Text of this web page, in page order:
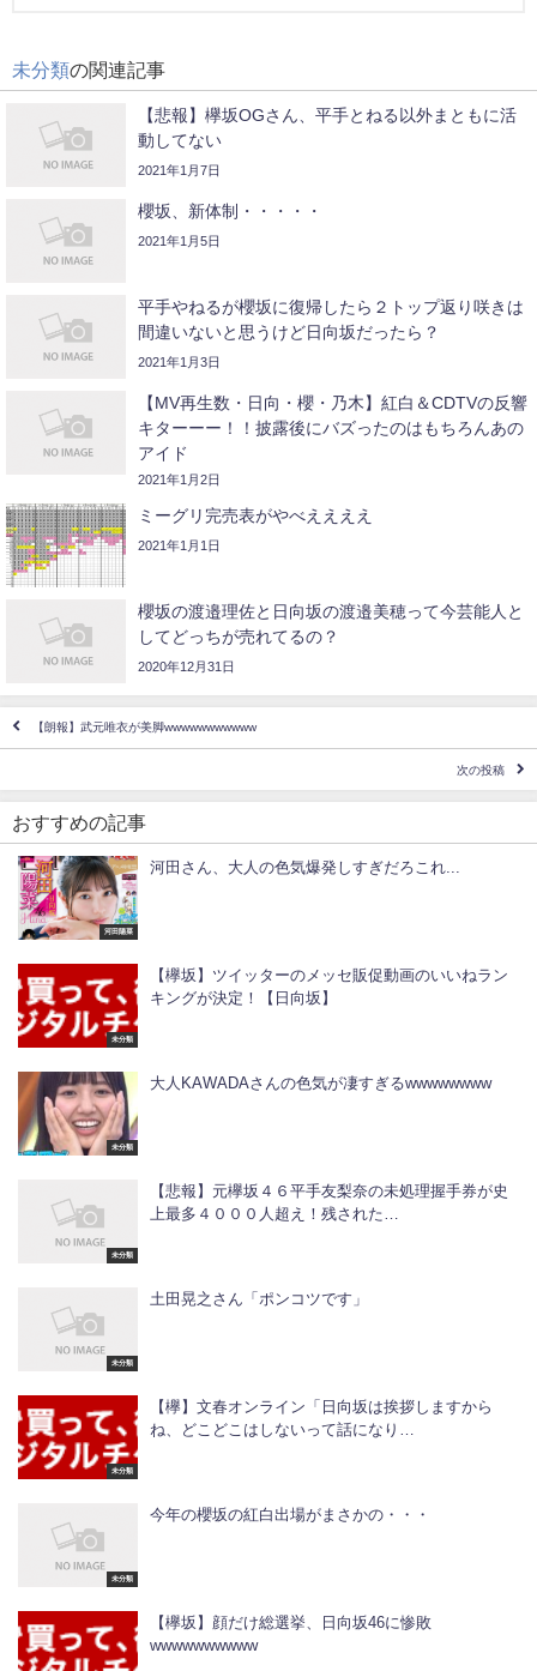
未分類の関連記事
【悲報】欅坂OGさん、平手とねる以外まともに活
動してない
2021年1月7日
櫻坂、新体制・・・・・
2021年1月5日
平手やねるが櫻坂に復帰したら２トップ返り咲きは
間違いないと思うけど日向坂だったら？
2021年1月3日
【MV再生数・日向・櫻・乃木】紅白＆CDTVの反響
キターーー！！披露後にバズったのはもちろんあの
アイド
2021年1月2日
ミーグリ完売表がやべええええ
2021年1月1日
櫻坂の渡邉理佐と日向坂の渡邉美穂って今芸能人と
してどっちが売れてるの？
2020年12月31日
【朗報】武元唯衣が美脚wwwwwwwwwww
次の投稿
おすすめの記事
河田陽菜
河田さん、大人の色気爆発しすぎだろこれ...
未分類
【欅坂】ツイッターのメッセ販促動画のいいねラン
キングが決定！【日向坂】
未分類
大人KAWADAさんの色気が凄すぎるwwwwwwww
未分類
【悲報】元欅坂４６平手友梨奈の未処理握手券が史
上最多４０００人超え！残された…
未分類
土田晃之さん「ポンコツです」
未分類
【欅】文春オンライン「日向坂は挨拶しますから
ね、どこどこはしないって話になり…
未分類
今年の櫻坂の紅白出場がまさかの・・・
【欅坂】顔だけ総選挙、日向坂46に惨敗
wwwwwwwwww